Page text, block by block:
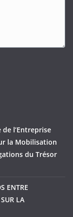
l’Entreprise
la Mobilisation
du Trésor
ENTRE
LA